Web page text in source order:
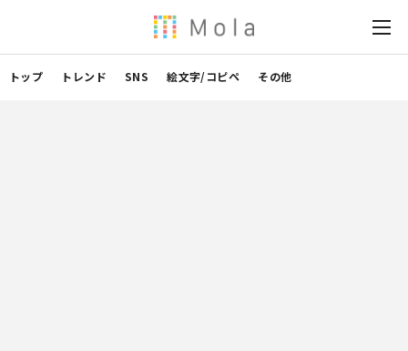
トップ トレンド SNS 絵文字/コピペ その他